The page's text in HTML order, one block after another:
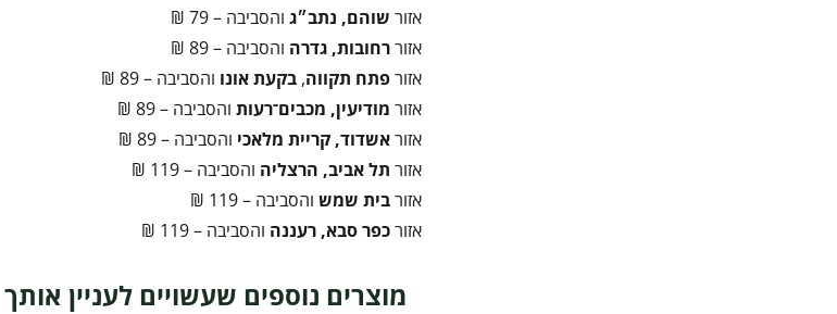
אזור שוהם, נתב״גוהסביבה – 79 ₪
אזוררחובות, גדרה והסביבה – 89 ₪
אזורפתח תקווה, בקעת אונו והסביבה – 89 ₪
אזור מודיעין, מכבים־רעותוהסביבה – 89 ₪
אזוראשדוד, קריית מלאכי והסביבה – 89 ₪
אזור תל אביב, הרצליה והסביבה – 119 ₪
אזורבית שמשוהסביבה – 119 ₪
אזורכפר סבא, רעננה והסביבה – 119 ₪
מוצרים נוספים שעשויים לעניין אותך